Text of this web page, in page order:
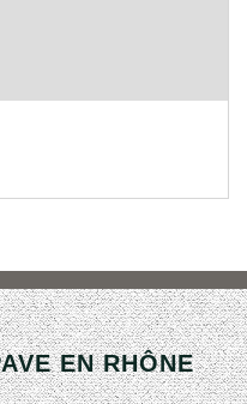
EN RHÔNE